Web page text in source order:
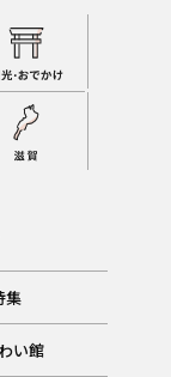
集
い館